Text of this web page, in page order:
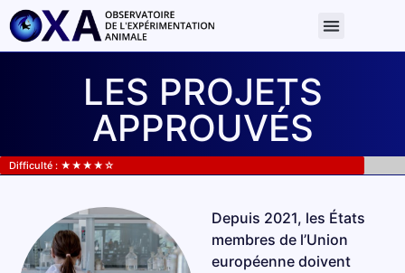
LES PROJETS
APPROUVÉS
Difficulté : ★★★★☆
Depuis 2021, les États
membres de l’Union
européenne doivent